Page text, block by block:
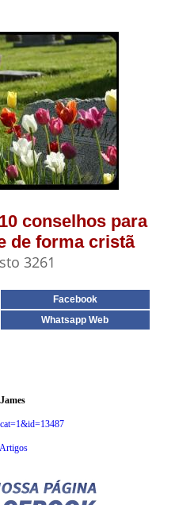
conselhos para
de forma cristã
3261
Facebook
Whatsapp Web
James
Artigos